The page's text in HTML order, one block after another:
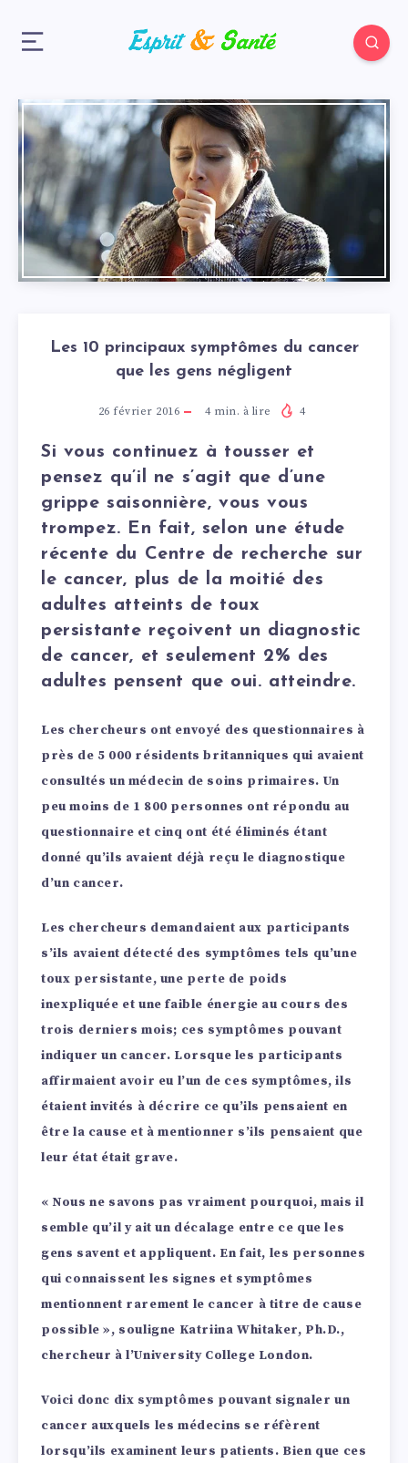
Les 10 principaux symptômes du cancer
que les gens négligent
26 février 2016 4min. à lire 4
Si vous continuez à tousser et
pensez qu’il ne s’agit que d’une
grippe saisonnière, vous vous
trompez. En fait, selon une étude
récente du Centre de recherche sur
le cancer, plus de la moitié des
adultes atteints de toux
persistante reçoivent un diagnostic
de cancer, et seulement 2% des
adultes pensent que oui. atteindre.
Les chercheurs ont envoyé des questionnaires à
près de 5 000 résidents britanniques qui avaient
consultés un médecin de soins primaires. Un
peu moins de 1 800 personnes ont répondu au
questionnaire et cinq ont été éliminés étant
donné qu’ils avaient déjà reçu le diagnostique
d’un cancer.
Les chercheurs demandaient aux participants
s’ils avaient détecté des symptômes tels qu’une
toux persistante, une perte de poids
inexpliquée et une faible énergie au cours des
trois derniers mois; ces symptômes pouvant
indiquer un cancer. Lorsque les participants
affirmaient avoir eu l’un de ces symptômes, ils
étaient invités à décrire ce qu’ils pensaient en
être la cause et à mentionner s’ils pensaient que
leur état était grave.
« Nous ne savons pas vraiment pourquoi, mais il
semble qu’il y ait un décalage entre ce que les
gens savent et appliquent. En fait, les personnes
qui connaissent les signes et symptômes
mentionnent rarement le cancer à titre de cause
possible », souligne Katriina Whitaker, Ph.D.,
chercheur à l’University College London.
Voici donc dix symptômes pouvant signaler un
cancer auxquels les médecins se réfèrent
lorsqu’ils examinent leurs patients. Bien que ces